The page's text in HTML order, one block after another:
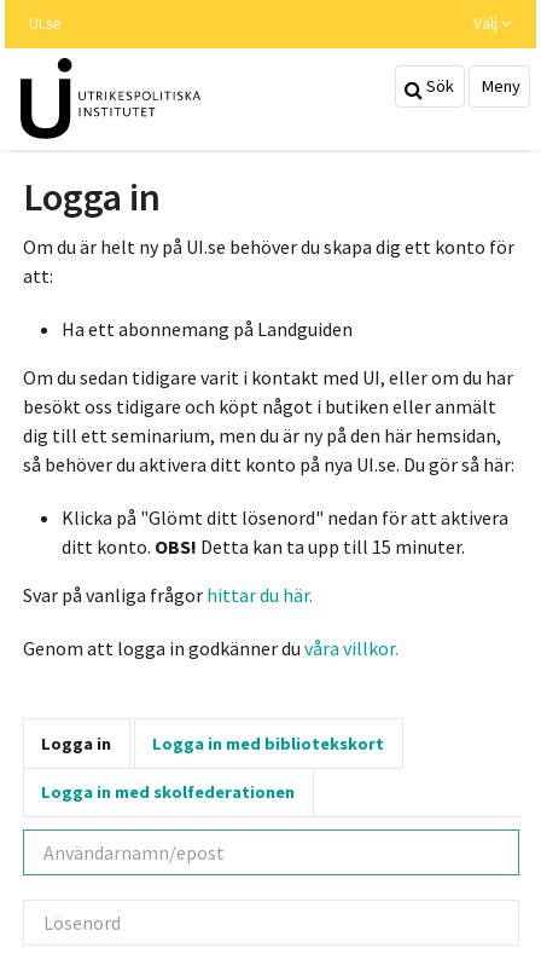
huvudinnehållet
UI.se Välj
Sök Meny
Logga in
Om du är helt ny på UI.se behöver du skapa dig ett konto för
att:
Ha ett abonnemang på Landguiden
Om du sedan tidigare varit i kontakt med UI, eller om du har
besökt oss tidigare och köpt något i butiken eller anmält
dig till ett seminarium, men du är ny på den här hemsidan,
så behöver du aktivera ditt konto på nya UI.se. Du gör så här:
Klicka på "Glömt ditt lösenord" nedan för att aktivera
ditt konto. OBS! Detta kan ta upp till 15 minuter.
Svar på vanliga frågor hittar du här.
Genom att logga in godkänner du våra villkor.
Logga in Logga in med bibliotekskort
Logga in med skolfederationen
Användarnamn
Lösenord